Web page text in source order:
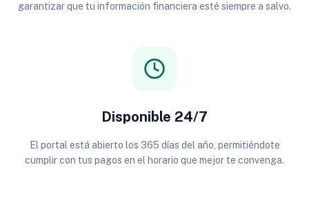
garantizar que tu información financiera esté siempre a salvo.
Disponible 24/7
El portal está abierto los 365 días del año, permitiéndote
cumplir con tus pagos en el horario que mejor te convenga.